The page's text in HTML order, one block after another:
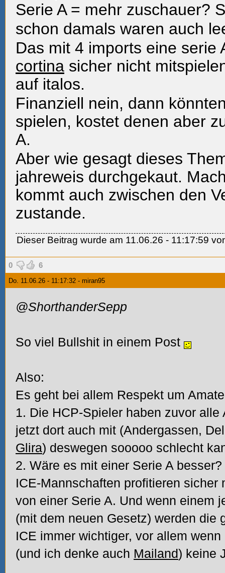
Serie A = mehr zuschauer?
schon damals waren auch
Das mit 4 imports eine serie
cortina sicher nicht
auf italos.
Finanziell nein, dann
spielen, kostet denen aber
A.
Aber wie gesagt dieses
jahreweis durchgekaut.
kommt auch zwischen den
zustande.
Dieser Beitrag wurde am 11.06.26 - 11:17:59
0 6
Do. 11.06.26 - 11:17:32 - miran95
@ShorthanderSepp
So viel Bullshit in einem Post
Also:
Es geht bei allem Respekt um
1. Die HCP-Spieler haben zuvor
jetzt dort auch mit (Andergassen,
Glira) deswegen sooooo schlecht
2. Wäre es mit einer Serie A
ICE-Mannschaften profitieren sicher
von einer Serie A. Und wenn einem
(mit dem neuen Gesetz) werden die
ICE immer wichtiger, vor allem
(und ich denke auch Mailand) keine